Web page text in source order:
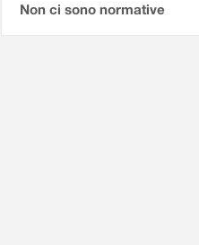
Non ci sono normative